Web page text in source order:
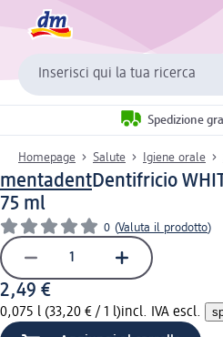
Inserisci qui la tua ricerca
Spedizione
Homepage Salute Igiene orale
mentadentDentifricio
75 ml
0 (Valuta il prodotto)
2,49 €
0,075 l (33,20 € / 1 l)incl. IVA escl.